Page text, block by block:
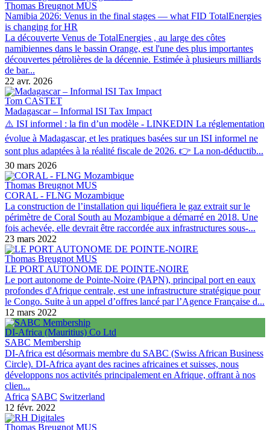
Thomas Breugnot MUS
Namibia 2026: Venus in the final stages — what FID TotalEnergies
is changing for HR
La découverte Venus de TotalEnergies , au large des côtes
namibiennes dans le bassin Orange, est l'une des plus importantes
découvertes pétrolières de la décennie. Estimée à plusieurs milliards
de bar...
22 avr. 2026
Tom CASTET
Madagascar – Informal ISI Tax Impact
⚠️ ISI informel : la fin d’un modèle - LINKEDIN La réglementation
évolue à Madagascar, et les pratiques basées sur un ISI informel ne
sont plus adaptées à la réalité fiscale de 2026. 👉 La non-déductib...
30 mars 2026
Thomas Breugnot MUS
CORAL - FLNG Mozambique
La construction de l’installation qui liquéfiera le gaz extrait sur le
périmètre de Coral South au Mozambique a démarré en 2018. Une
fois achevée, elle devrait être raccordée aux infrastructures sous-...
23 mars 2022
Thomas Breugnot MUS
LE PORT AUTONOME DE POINTE-NOIRE
Le port autonome de Pointe-Noire (PAPN), principal port en eaux
profondes d'Afrique centrale, est une infrastructure stratégique pour
le Congo. Suite à un appel d’offres lancé par l’Agence Française d...
12 mars 2022
DI-Africa (Mauritius) Co Ltd
SABC Membership
DI-Africa est désormais membre du SABC (Swiss African Business
Circle). DI-Africa ayant des racines africaines et suisses, nous
développons nos activités principalement en Afrique, offrant à nos
clien...
Africa SABC Switzerland
12 févr. 2022
Thomas Breugnot MUS